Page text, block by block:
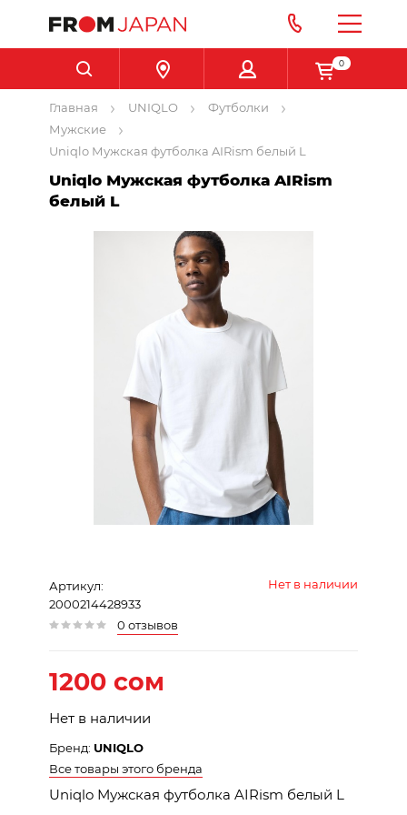
0
Главная UNIQLO
Футболки
Мужские
Uniqlo Мужская футболка AIRism белый L
Uniqlo Мужская футболка AIRism
белый L
Артикул:
2000214428933
Нет в наличии
0 отзывов
1200 сом
Нет в наличии
Бренд: UNIQLO
Все товары этого бренда
Uniqlo Мужская футболка AIRism белый L